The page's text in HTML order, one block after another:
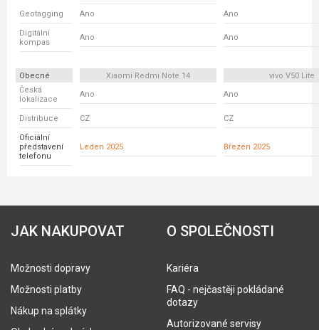
Geotagging Ano Ano
Digitální
kompas
Ano Ano
Obecné Xiaomi Redmi Note 14
vivo V50 Lite
Česká
lokalizace
Ano Ano
Distribuce CZ CZ
Oficiální
představení
telefonu
Leden 2025 Březen 2025
JAK NAKUPOVAT
Možnosti dopravy
Možnosti platby
Nákup na splátky
O SPOLEČNOSTI
Kariéra
FAQ - nejčastěji pokládané
dotazy
Autorizované servisy